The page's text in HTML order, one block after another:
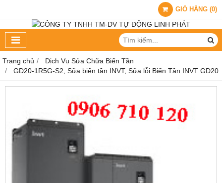
GIỎ HÀNG (0)
Trang chủ
Dịch Vụ Sửa Chữa Biến Tần
GD20-1R5G-S2, Sữa biến tần INVT, Sữa lỗi Biến Tần INVT GD20